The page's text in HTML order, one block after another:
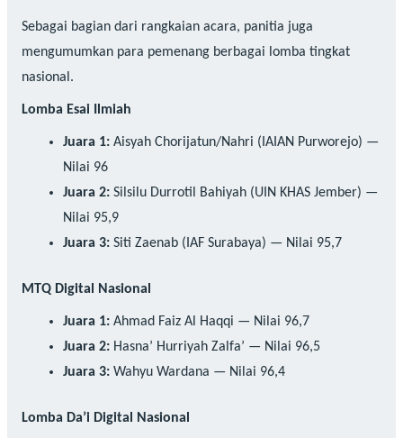
Sebagai bagian dari rangkaian acara, panitia juga
mengumumkan para pemenang berbagai lomba tingkat
nasional.
Lomba Esai Ilmiah
Juara 1: Aisyah Chorijatun/Nahri (IAIAN Purworejo) —
Nilai 96
Juara 2: Silsilu Durrotil Bahiyah (UIN KHAS Jember) —
Nilai 95,9
Juara 3: Siti Zaenab (IAF Surabaya) — Nilai 95,7
MTQ Digital Nasional
Juara 1: Ahmad Faiz Al Haqqi — Nilai 96,7
Juara 2: Hasna’ Hurriyah Zalfa’ — Nilai 96,5
Juara 3: Wahyu Wardana — Nilai 96,4
Lomba Da’i Digital Nasional